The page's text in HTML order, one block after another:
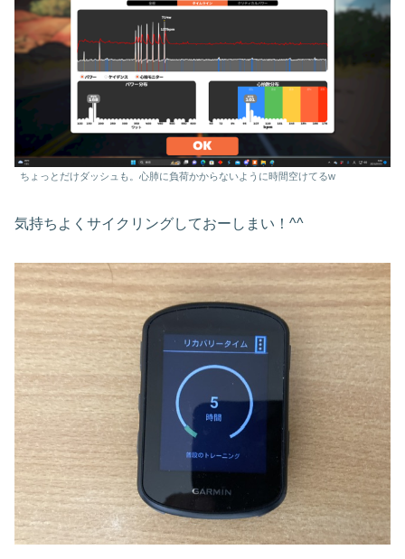
ちょっとだけダッシュも。心肺に負荷かからないように時間空けてるw
気持ちよくサイクリングしておーしまい！^^